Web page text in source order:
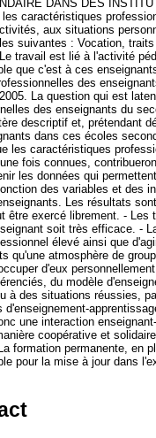
DANS DES
caractéristiques
aux situations
suivantes : Vocation,
travail est lié à l'activité
que c'est à ces
des
La question qui est
des enseignants du
descriptif et, prétendant
dans ces écoles
les caractéristiques
fois connues,
les données qui
des variables et des
Les résultats
être exercé librement. -
soit très efficace. -
élevé ainsi que
qu'une atmosphère de
d'eux
du modèle
à des situations réussies,
une interaction
coopérative et
formation permanente, en
pour la mise à jour dans